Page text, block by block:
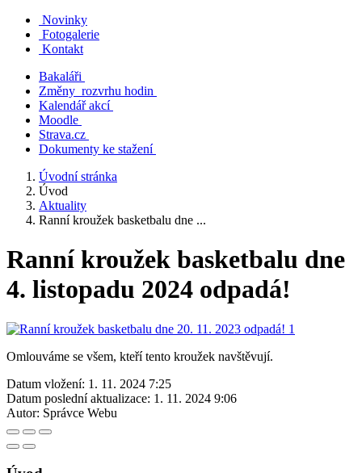
Novinky
Fotogalerie
Kontakt
Bakaláři
Změny rozvrhu hodin
Kalendář akcí
Moodle
Strava.cz
Dokumenty ke stažení
Úvodní stránka
Úvod
Aktuality
Ranní kroužek basketbalu dne ...
Ranní kroužek basketbalu dne
4. listopadu 2024 odpadá!
Omlouváme se všem, kteří tento kroužek navštěvují.
Datum vložení: 1. 11. 2024 7:25
Datum poslední aktualizace: 1. 11. 2024 9:06
Autor: Správce Webu